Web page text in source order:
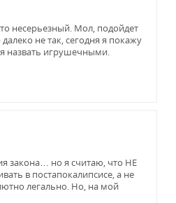
несерьезный. Мол, подойдет
не так, сегодня я покажу
назвать игрушечными.
закона… но я считаю, что НЕ
в постапокалипсисе, а не
легально. Но, на мой